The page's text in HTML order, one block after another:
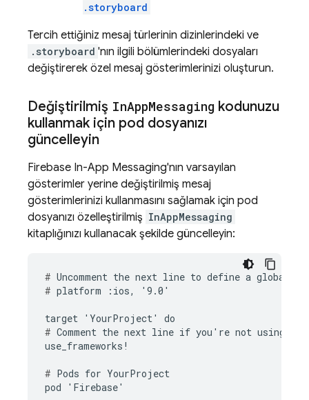
.storyboard
Tercih ettiğiniz mesaj türlerinin dizinlerindeki ve
.storyboard 'nın ilgili bölümlerindeki dosyaları
değiştirerek özel mesaj gösterimlerinizi oluşturun.
Değiştirilmiş InAppMessaging kodunuzu
kullanmak için pod dosyanızı
güncelleyin
Firebase In-App Messaging'nın varsayılan
gösterimler yerine değiştirilmiş mesaj
gösterimlerinizi kullanmasını sağlamak için pod
dosyanızı özelleştirilmiş InAppMessaging
kitaplığınızı kullanacak şekilde güncelleyin:
#
# platform :ios, '9.0'
# Comment the next line if you're not using
use_frameworks!
# Pods for YourProject
pod 'Firebase'